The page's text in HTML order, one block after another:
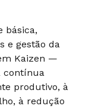
básica,
e gestão da
Kaizen —
contínua
produtivo, à
à redução